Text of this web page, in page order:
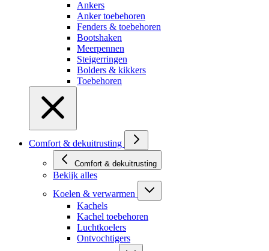
Ankers
Anker toebehoren
Fenders & toebehoren
Bootshaken
Meerpennen
Steigerringen
Bolders & kikkers
Toebehoren
Comfort & dekuitrusting
Comfort & dekuitrusting
Bekijk alles
Koelen & verwarmen
Kachels
Kachel toebehoren
Luchtkoelers
Ontvochtigers